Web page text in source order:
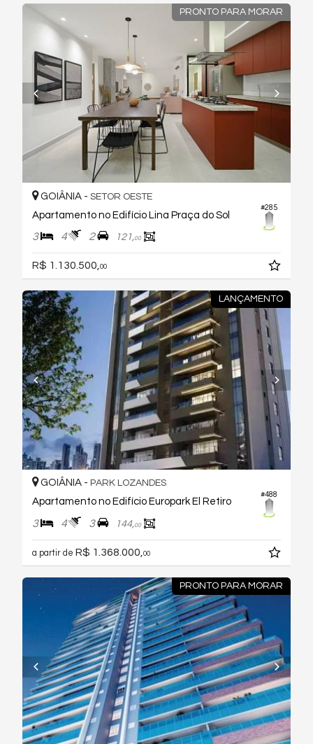
PRONTO PARA MORAR
#285
GOIÂNIA - SETOR OESTE
Apartamento no Edifício Lina Praça do Sol
3 4 2 121,00
R$ 1.130.500, 00
LANÇAMENTO
#488
GOIÂNIA - PARK LOZANDES
Apartamento no Edifício Europark El Retiro
3 4 3 144,00
a partir de R$ 1.368.000, 00
PRONTO PARA MORAR